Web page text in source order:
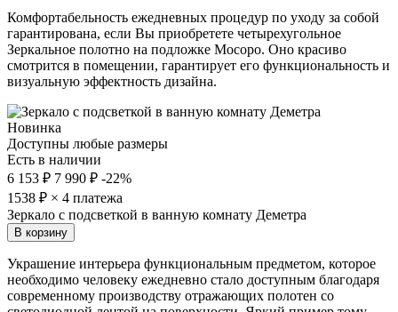
Комфортабельность ежедневных процедур по уходу за собой
гарантирована, если Вы приобретете четырехугольное
Зеркальное полотно на подложке Мосоро. Оно красиво
смотрится в помещении, гарантирует его функциональность и
визуальную эффектность дизайна.
Новинка
Доступны любые размеры
Есть в наличии
6 153 ₽ 7 990 ₽ -22%
1538 ₽ × 4 платежа
Зеркало с подсветкой в ванную комнату Деметра
В корзину
Украшение интерьера функциональным предметом, которое
необходимо человеку ежедневно стало доступным благодаря
современному производству отражающих полотен со